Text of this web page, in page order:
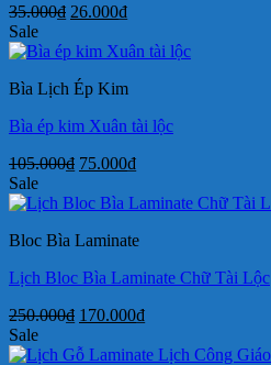
35.000₫ Giá
là:
26.000₫Giá
tại
26.000₫.
Sale
Bìa Lịch Ép Kim
Bìa ép kim Xuân tài lộc
105.000₫ Giá
là:
75.000₫Giá
tại
75.000₫.
Sale
Bloc Bìa Laminate
Lịch Bloc Bìa Laminate Chữ Tài Lộc
250.000₫ Giá
là:
170.000₫Giá
tại
Sale